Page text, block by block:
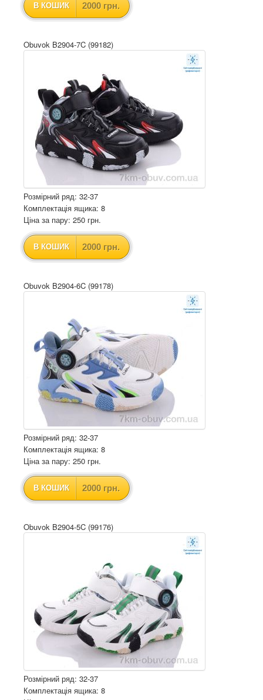
В КОШИК 2000 грн.
Obuvok B2904-7C (99182)
Розмірний ряд: 32-37
Комплектація ящика: 8
Ціна за пару: 250 грн.
В КОШИК 2000 грн.
Obuvok B2904-6C (99178)
Розмірний ряд: 32-37
Комплектація ящика: 8
Ціна за пару: 250 грн.
В КОШИК 2000 грн.
Obuvok B2904-5C (99176)
Розмірний ряд: 32-37
Комплектація ящика: 8